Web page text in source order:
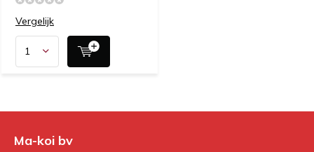
Vergelijk
Ma-koi bv